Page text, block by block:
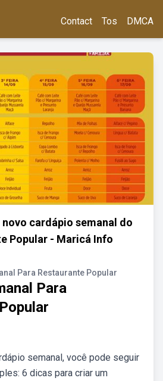
Contact Tos DMCA
cardápio semanal do
Popular - Maricá Info
Para Restaurante Popular
Para
semanal, você pode seguir
6 dicas para criar um